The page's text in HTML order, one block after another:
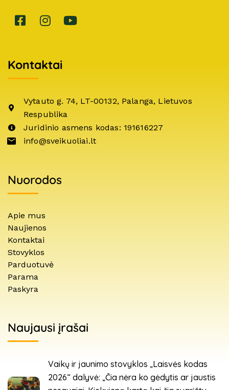
Kontaktai
Vytauto g. 74, LT-00132, Palanga, Lietuvos
Respublika
Juridinio asmens kodas: 191616227
info@sveikuoliai.lt
Nuorodos
Apie mus
Naujienos
Kontaktai
Stovyklos
Parduotuvė
Parama
Paskyra
Naujausi įrašai
Vaikų ir jaunimo stovyklos „Laisvės kodas
2026“ dalyvė: „Čia nėra ko gėdytis ar jaustis